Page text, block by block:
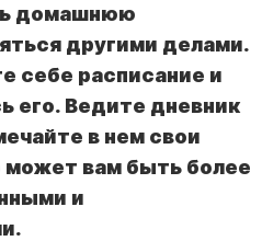
домашнюю
другими делами.
себе расписание и
его. Ведите дневник
в нем свои
вам быть более
и